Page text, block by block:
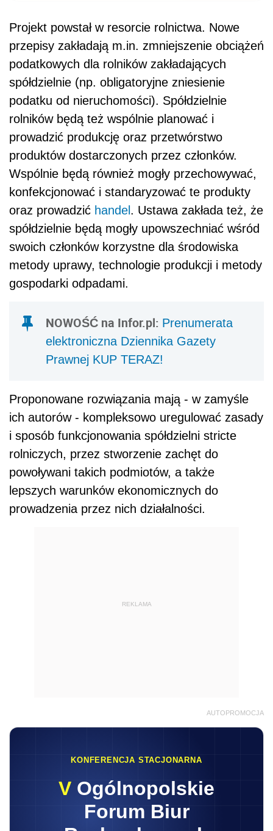
Projekt powstał w resorcie rolnictwa. Nowe
przepisy zakładają m.in. zmniejszenie obciążeń
podatkowych dla rolników zakładających
spółdzielnie (np. obligatoryjne zniesienie
podatku od nieruchomości). Spółdzielnie
rolników będą też wspólnie planować i
prowadzić produkcję oraz przetwórstwo
produktów dostarczonych przez członków.
Wspólnie będą również mogły przechowywać,
konfekcjonować i standaryzować te produkty
oraz prowadzić handel . Ustawa zakłada też, że
spółdzielnie będą mogły upowszechniać wśród
swoich członków korzystne dla środowiska
metody uprawy, technologie produkcji i metody
gospodarki odpadami.
NOWOŚĆ na Infor.pl: Prenumerata
elektroniczna Dziennika Gazety
Prawnej KUP TERAZ!
Proponowane rozwiązania mają - w zamyśle
ich autorów - kompleksowo uregulować zasady
i sposób funkcjonowania spółdzielni stricte
rolniczych, przez stworzenie zachęt do
powoływani takich podmiotów, a także
lepszych warunków ekonomicznych do
prowadzenia przez nich działalności.
REKLAMA
AUTOPROMOCJA
KONFERENCJA STACJONARNA
V Ogólnopolskie
Forum Biur